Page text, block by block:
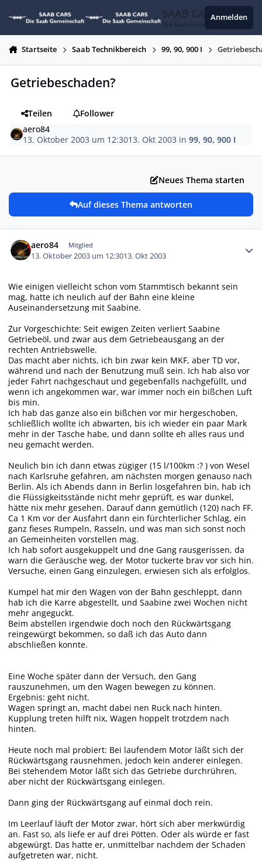
SAAB CARS
Die Saab Gemeinschaft
Anmelden
Startseite Saab Technikbereich 99, 90, 900 I
Getriebeschaden?
Teilen
Follower
aero84
13. Oktober 2003 um 12:3013. Okt 2003 in99, 90, 900 I
Neues Thema starten
Auf dieses Thema antworten
aero84 Mitglied
13. Oktober 2003 um 12:3013. Okt 2003
Wie einigen vielleicht schon vom Stammtisch bekannt sein
mag, hatte ich neulich auf der Bahn eine kleine
Auseinandersetzung mit Saabine.
Zur Vorgeschichte: Seit ewigen Zeiten verliert Saabine
Getriebeöl, und zwar aus dem Getriebeausgang an der
rechten Antriebswelle.
Das macht aber nichts, ich bin zwar kein MKF, aber TD vor,
während und nach der Benutzung muß sein. Ich hab also vor
jeder Fahrt nachgeschaut und gegebenfalls nachgefüllt, und
wenn ich angekommen war, war immer noch ein bißchen Luft
bis min.
Ich hab das ganze also ein bißchen vor mir hergeschoben,
schließlich wollte ich abwarten, bis ich wieder ein paar Mark
mehr in der Tasche habe, und dann sollte eh alles raus und
neu gemacht werden.
Neulich bin ich dann etwas zügiger (15 l/100km :? ) von Wesel
nach Karlsruhe gefahren, am nächsten morgen genauso nach
Berlin. Als ich Abends dann in Berlin losgefahren bin, hab ich
die Flüssigkeitsstände nicht mehr geprüft, es war dunkel,
hätte nix mehr gesehen. Darauf dann gemütlich (120) nach FF.
Ca 1 Km vor der Ausfahrt dann ein fürchterlicher Schlag, ein
ganz fieses Rumpeln, Rasseln, und was man sich sonst noch
an Gemeinheiten vorstellen mag.
Ich hab sofort ausgekuppelt und dne Gang rausgerissen, da
warn die Geräusche weg, der Motor tuckerte brav vor sich hin.
Versuche, einen Gang einzulegen, erwiesen sich als erfolglos.
Kumpel hat mir den Wagen von der Bahn geschleppt, dann
hab ich die Karre abgestellt, und Saabine zwei Wochen nicht
mehr angeguckt.
Beim abstellen irgendwie doch noch den Rückwärtsgang
reingewürgt bekommen, so daß ich das Auto dann
abschließen konnte.
Eine Woche später dann der Versuch, den Gang
rauszunehmen, um den Wagen bewegen zu können.
Ergebnis: geht nicht.
Wagen springt an, macht dabei nen Ruck nach hinten.
Kupplung treten hilft nix, Wagen hoppelt trotzdem nach
hinten.
Heute noch mal probiert: Bei laufendem Motor läßt sich der
Rückwärtsgang rausnehmen, jedoch kein anderer einlegen.
Bei stehendem Motor läßt sich das Getriebe durchrühren,
aber nicht der Rückwärtsgang einlegen.
Dann ging der Rückwärtsgang auf einmal doch rein.
Im Leerlauf läuft der Motor zwar, hört sich aber merkwürdig
an. Fast so, als liefe er auf drei Pötten. Oder als würde er fast
abgewürgt. Das hatte er, unmittelbar nachdem der Schaden
aufgetreten war, nicht.